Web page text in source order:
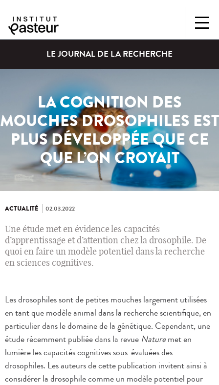
LE JOURNAL DE LA RECHERCHE
LA COGNITION DES
MOUCHES DROSOPHILES EST
PLUS DÉVELOPPÉE QUE CE
QUE L’ON CROYAIT
ACTUALITÉ 02.03.2022
Une étude met en évidence les capacités
d’apprentissage et d’attention chez la drosophile. De
quoi en faire un modèle potentiel dans la recherche
en sciences cognitives.
Les drosophiles sont de petites mouches largement utilisées
en tant que modèle animal dans la recherche scientifique, en
particulier dans le domaine de la génétique. Cependant, une
étude récemment publiée dans la revue Naturemet en
lumière les capacités cognitives sous-évaluées des
drosophiles. Les auteurs de cette publication invitent ainsi à
considérer la drosophile comme un modèle potentiel pour